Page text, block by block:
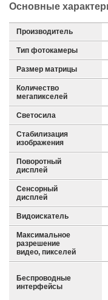
Основные
Производитель
Тип фотокамеры
Размер матрицы
Количество
мегапикселей
Светосила
Стабилизация
изображения
Поворотный
дисплей
Сенсорный
дисплей
Видоискатель
Максимальное
разрешение
видео, пикселей
Беспроводные
интерфейсы